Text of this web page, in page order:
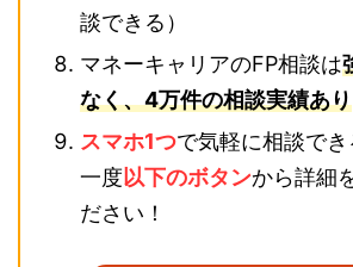
談できる）
マネーキャリアのFP相談は
なく、4万件の相談実績あり
スマホ1つで気軽に相談で
一度以下のボタンから詳細
ださい！